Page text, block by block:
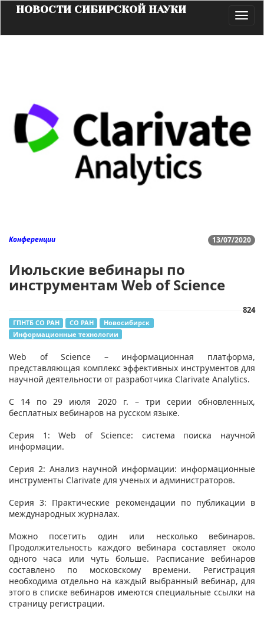
НОВОСТИ СИБИРСКОЙ НАУКИ
13/07/2020
Конференции
Июльские вебинары по
инструментам Web of Science
824
ГПНТБ СО РАН СО РАН
Новосибирск
Информационные технологии
​Web of Science – информационная платформа,
представляющая комплекс эффективных инструментов для
научной деятельности от разработчика Clarivate Analytics.
С 14 по 29 июля 2020 г. – три серии обновленных,
бесплатных вебинаров на русском языке.
Серия 1: Web of Science: система поиска научной
информации.
Серия 2: Анализ научной информации: информационные
инструменты Clarivate для ученых и администраторов.
Серия 3: Практические рекомендации по публикации в
международных журналах.
Можно посетить один или несколько вебинаров.
Продолжительность каждого вебинара составляет около
одного часа или чуть больше. Расписание вебинаров
составлено по московскому времени. Регистрация
необходима отдельно на каждый выбранный вебинар, для
этого в списке вебинаров имеются специальные ссылки на
страницу регистрации.